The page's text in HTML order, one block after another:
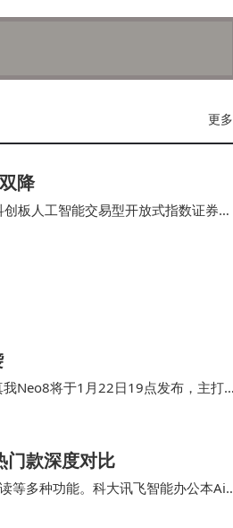
更多
降
板人工智能交易型开放式指数证券投
Neo8将于1月22日19点发布，主打
款深度对比
等多种功能。科大讯飞智能办公本Air
价…